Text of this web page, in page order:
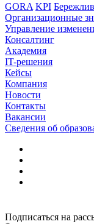
GORA KPI
Организационные
Управление
Консалтинг
Академия
IT-решения
Кейсы
Компания
Новости
Контакты
Вакансии
Сведения об
Подписаться на